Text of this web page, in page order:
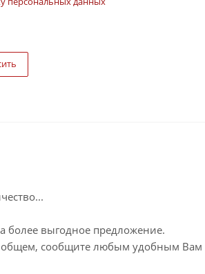
более выгодное предложение.
сообщите любым удобным Вам